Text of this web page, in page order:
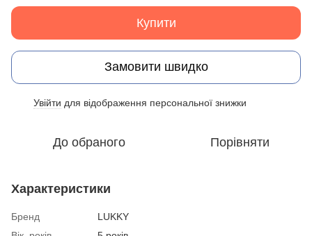
Купити
Замовити швидко
Увійти для відображення персональної знижки
До обраного Порівняти
Характеристики
Бренд
LUKKY